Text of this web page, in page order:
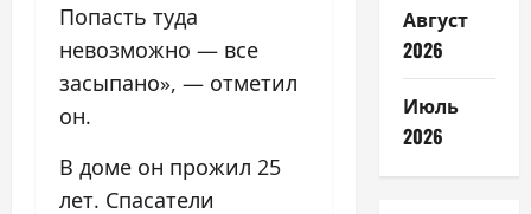
Попасть туда
невозможно — все
засыпано», — отметил
он.
В доме он прожил 25
лет. Спасатели
Август
2026
Июль
2026